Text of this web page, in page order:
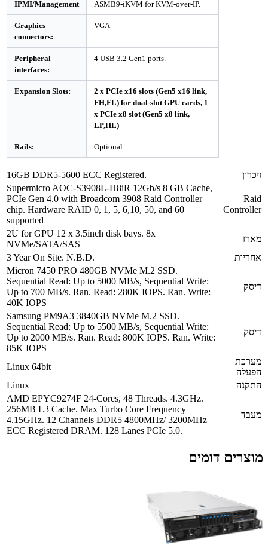
IPMI/Management ASMB9-iKVM for KVM-over-IP.
Graphics
connectors:
VGA
Peripheral
interfaces:
4 USB 3.2 Gen1 ports.
Expansion Slots:
2 x PCIe x16 slots (Gen5 x16 link,
FH,FL) for dual-slot GPU cards, 1
x PCIe x8 slot (Gen5 x8 link,
LP,HL)
Rails: Optional
זיכרון 16GB DDR5-5600 ECC Registered.
Raid
Controller
Supermicro AOC-S3908L-H8iR 12Gb/s 8 GB Cache,
PCIe Gen 4.0 with Broadcom 3908 Raid Controller
chip. Hardware RAID 0, 1, 5, 6,10, 50, and 60
supported
מארז
2U for GPU 12 x 3.5inch disk bays. 8x
NVMe/SATA/SAS
אחריות
3 Year On Site. N.B.D.
דיסק
Micron 7450 PRO 480GB NVMe M.2 SSD.
Sequential Read: Up to 5000 MB/s, Sequential Write:
Up to 700 MB/s. Ran. Read: 280K IOPS. Ran. Write:
40K IOPS
דיסק
Samsung PM9A3 3840GB NVMe M.2 SSD.
Sequential Read: Up to 5500 MB/s, Sequential Write:
Up to 2000 MB/s. Ran. Read: 800K IOPS. Ran. Write:
85K IOPS
מערכת
הפעלה
Linux 64bit
התקנה
Linux
מעבד
AMD EPYC9274F 24-Cores, 48 Threads. 4.3GHz.
256MB L3 Cache. Max Turbo Core Frequency
4.15GHz. 12 Channels DDR5 4800MHz/ 3200MHz
ECC Registered DRAM. 128 Lanes PCIe 5.0.
מוצרים דומים